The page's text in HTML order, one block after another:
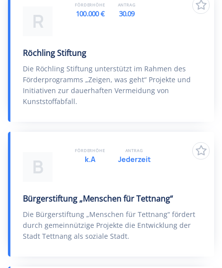
R
Röchling Stiftung
Die Röchling Stiftung unterstützt im Rahmen des
Förderprogramms „Zeigen, was geht“ Projekte und
Initiativen zur dauerhaften Vermeidung von
Kunststoffabfall.
FÖRDERHÖHE
100.000 €
ANTRAG
30.09
B
Bürgerstiftung „Menschen für Tettnang“
Die Bürgerstiftung „Menschen für Tettnang“ fördert
durch gemeinnützige Projekte die Entwicklung der
Stadt Tettnang als soziale Stadt.
FÖRDERHÖHE
k.A
ANTRAG
Jederzeit